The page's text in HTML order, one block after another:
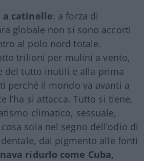
a catinelle: a forza di
globale non si sono accorti
al polo nord totale.
trilioni per mulini a vento,
del tutto inutili e alla prima
perché il mondo va avanti a
l’ha si attacca. Tutto si tiene,
climatico, sessuale,
sola nel segno dell’odio di
dal pigmento alle fonti
ridurlo come Cuba,